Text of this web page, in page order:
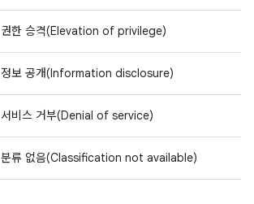
권한 승격(Elevation of privilege)
정보 공개(Information disclosure)
서비스 거부(Denial of service)
분류 없음(Classification not available)